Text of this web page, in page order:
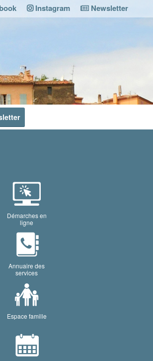
Instagram Newsletter
Démarches en
ligne
Annuaire des
services
Espace famille